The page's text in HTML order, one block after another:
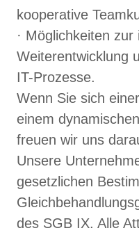
kooperative
· Möglichkeiten zur
Weiterentwicklung
IT-Prozesse.
Wenn Sie sich
einem
freuen wir uns
Unsere
gesetzlichen
des SGB IX. Alle